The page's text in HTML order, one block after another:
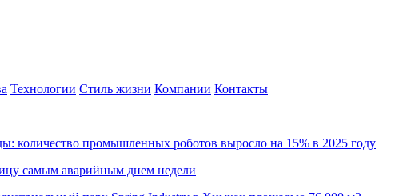
Технологии Стиль жизни Компании Контакты
количество промышленных роботов выросло на 15% в 2025 году
самым аварийным днем недели